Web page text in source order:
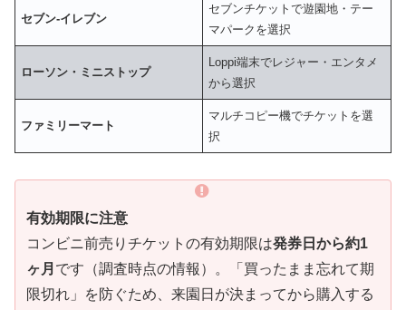
セブン-イレブン
セブンチケットで遊園地・テー
マパークを選択
ローソン・ミニストップ
Loppi端末でレジャー・エンタメ
から選択
ファミリーマート
マルチコピー機でチケットを選
択
有効期限に注意
コンビニ前売りチケットの有効期限は発券日から約1
ヶ月 です（調査時点の情報）。「買ったまま忘れて期
限切れ」を防ぐため、来園日が決まってから購入する